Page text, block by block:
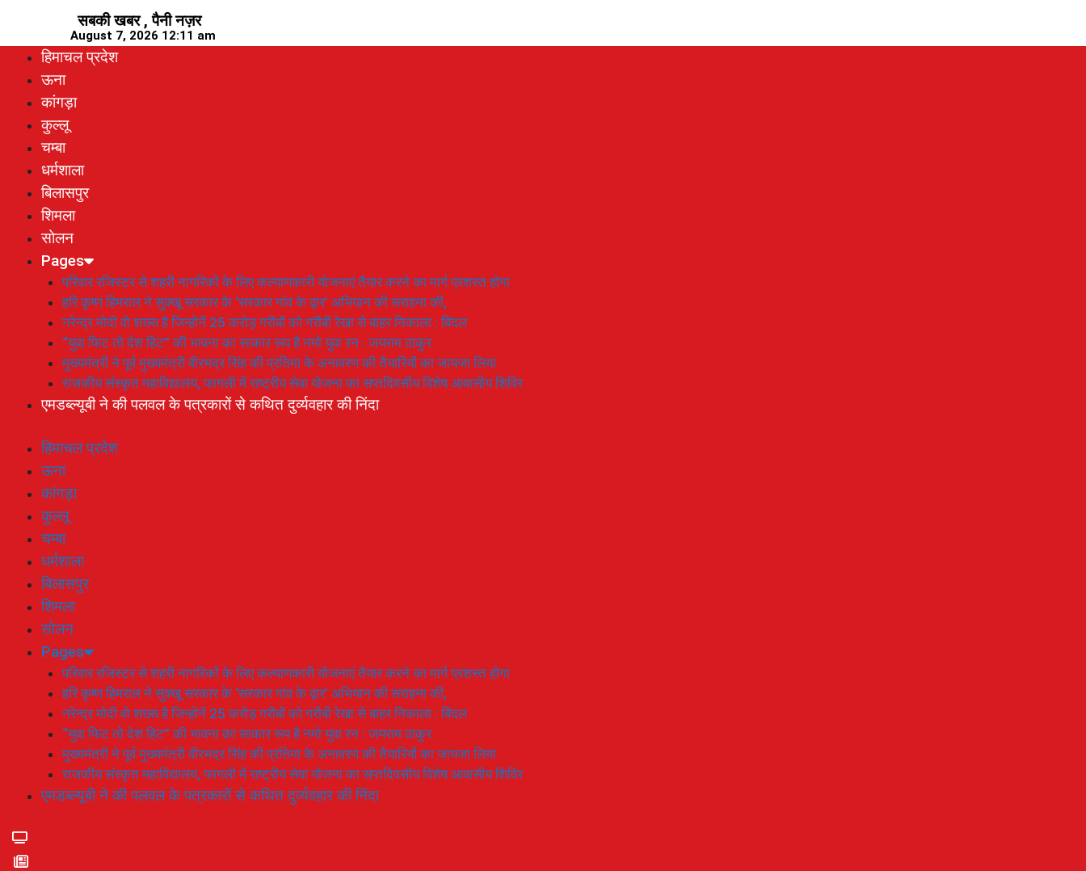
content
सबकी खबर , पैनी नज़र
August 7, 2026 12:11 am
हिमाचल प्रदेश
ऊना
कांगड़ा
कुल्लू
चम्बा
धर्मशाला
बिलासपुर
शिमला
सोलन
Pages
परिवार रजिस्टर से शहरी नागरिकों के लिए कल्याणकारी योजनाएं तैयार करने का मार्ग प्रशस्त होगा
हरि कृष्ण हिमराल ने सुक्खू सरकार के ‘सरकार गांव के द्वार’ अभियान की सराहना की,
नरेन्द्र मोदी वो शख्स है जिन्होनें 25 करोड़ गरीबों को गरीबी रेखा से बाहर निकाला : बिंदल
“युवा फिट तो देश हिट” की भावना का साकार रूप है नमो युवा रन : जयराम ठाकुर
मुख्यमंत्री ने पूर्व मुख्यमंत्री वीरभद्र सिंह की प्रतिमा के अनावरण की तैयारियों का जायजा लिया
राजकीय संस्कृत महाविद्यालय, फागली में राष्ट्रीय सेवा योजना का सप्तदिवसीय विशेष आवासीय शिविर
एमडब्ल्यूबी ने की पलवल के पत्रकारों से कथित दुर्व्यवहार की निंदा
हिमाचल प्रदेश
ऊना
कांगड़ा
कुल्लू
चम्बा
धर्मशाला
बिलासपुर
शिमला
सोलन
Pages
परिवार रजिस्टर से शहरी नागरिकों के लिए कल्याणकारी योजनाएं तैयार करने का मार्ग प्रशस्त होगा
हरि कृष्ण हिमराल ने सुक्खू सरकार के ‘सरकार गांव के द्वार’ अभियान की सराहना की,
नरेन्द्र मोदी वो शख्स है जिन्होनें 25 करोड़ गरीबों को गरीबी रेखा से बाहर निकाला : बिंदल
“युवा फिट तो देश हिट” की भावना का साकार रूप है नमो युवा रन : जयराम ठाकुर
मुख्यमंत्री ने पूर्व मुख्यमंत्री वीरभद्र सिंह की प्रतिमा के अनावरण की तैयारियों का जायजा लिया
राजकीय संस्कृत महाविद्यालय, फागली में राष्ट्रीय सेवा योजना का सप्तदिवसीय विशेष आवासीय शिविर
एमडब्ल्यूबी ने की पलवल के पत्रकारों से कथित दुर्व्यवहार की निंदा